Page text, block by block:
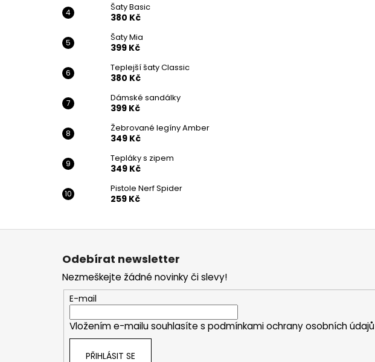
Šaty Basic
380 Kč
Šaty Mia
399 Kč
Teplejší šaty Classic
380 Kč
Dámské sandálky
399 Kč
Žebrované legíny Amber
349 Kč
Tepláky s zipem
349 Kč
Pistole Nerf Spider
259 Kč
Z
Odebírat newsletter
Nezmeškejte žádné novinky či slevy!
E-mail
Vložením e-mailu souhlasíte s podmínkami ochrany osobních údajů
PŘIHLÁSIT SE